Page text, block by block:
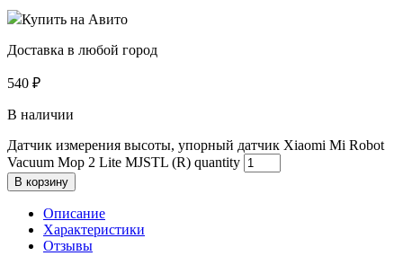
Купить на Авито
Доставка в любой город
540 ₽
В наличии
Датчик измерения высоты, упорный датчик Xiaomi Mi Robot
Vacuum Mop 2 Lite MJSTL (R) quantity
В корзину
Описание
Характеристики
Отзывы